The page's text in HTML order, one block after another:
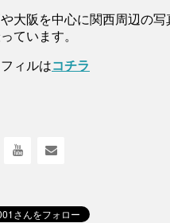
大阪を中心に関西周辺の写
ています。
ィルはコチラ